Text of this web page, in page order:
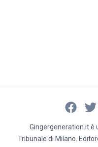
Gingergeneration.it è
Tribunale di Milano.